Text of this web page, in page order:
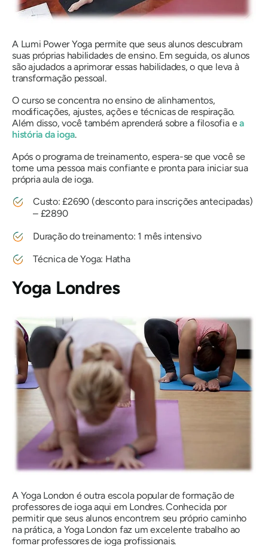
A Lumi Power Yoga permite que seus alunos descubram
suas próprias habilidades de ensino. Em seguida, os alunos
são ajudados a aprimorar essas habilidades, o que leva à
transformação pessoal.
O curso se concentra no ensino de alinhamentos,
modificações, ajustes, ações e técnicas de respiração.
Além disso, você também aprenderá sobre a filosofia ea
história da ioga.
Após o programa de treinamento, espera-se que você se
torne uma pessoa mais confiante e pronta para iniciar sua
própria aula de ioga.
Custo: £2690 (desconto para inscrições antecipadas)
– £2890
Duração do treinamento: 1 mês intensivo
Técnica de Yoga: Hatha
Yoga Londres
A Yoga London é outra escola popular de formação de
professores de ioga aqui em Londres. Conhecida por
permitir que seus alunos encontrem seu próprio caminho
na prática, a Yoga London faz um excelente trabalho ao
formar professores de ioga profissionais.